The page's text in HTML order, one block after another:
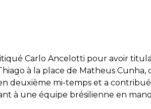
Carlo Ancelotti pour avoir
à la place de Matheus Cunha,
deuxième mi-temps et a
à une équipe brésilienne en